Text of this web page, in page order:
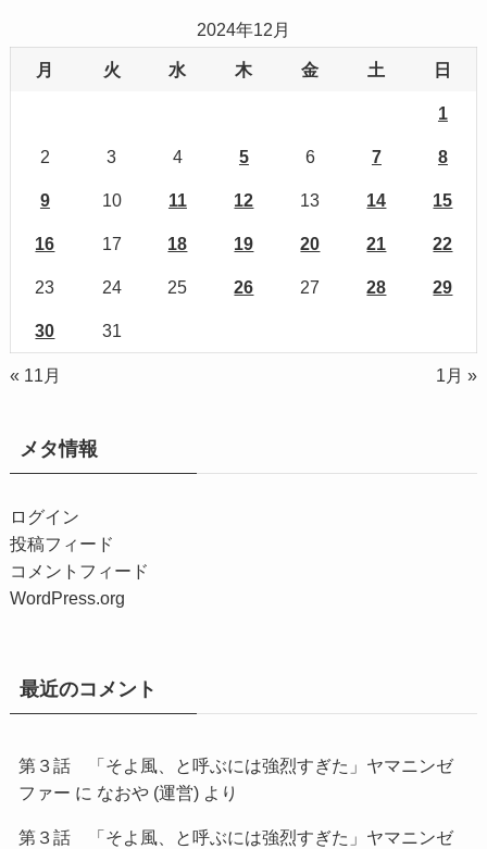
2024年12月
月 火 水 木 金 土 日
1
2 3 4 5 6 7 8
9 10 11 12 13 14 15
16 17 18 19 20 21 22
23 24 25 26 27 28 29
30 31
« 11月 1月 »
メタ情報
ログイン
投稿フィード
コメントフィード
WordPress.org
最近のコメント
第３話 「そよ風、と呼ぶには強烈すぎた」ヤマニンゼ
ファー に なおや (運営)より
第３話 「そよ風、と呼ぶには強烈すぎた」ヤマニンゼ